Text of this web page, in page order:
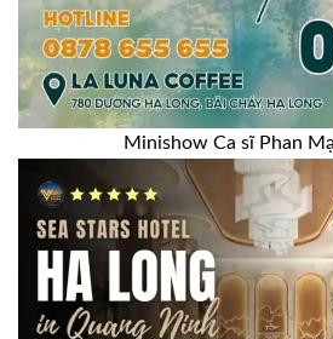
Minishow Ca sĩ Phan